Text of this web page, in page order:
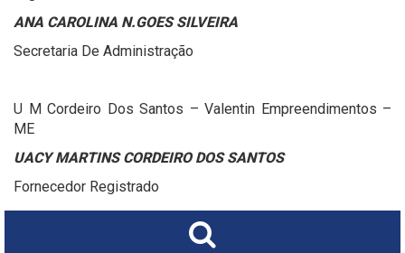
ANA CAROLINA N.GOES SILVEIRA
Secretaria De Administração
U M Cordeiro Dos Santos – Valentin Empreendimentos –
ME
UACY MARTINS CORDEIRO DOS SANTOS
Fornecedor Registrado